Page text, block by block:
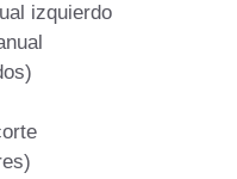
izquierdo